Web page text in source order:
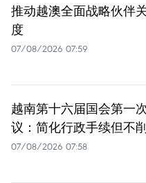
推动越澳全面战略伙伴
度
07/08/2026 07:59
越南第十六届国会第一
议：简化行政手续但不
07/08/2026 07:58